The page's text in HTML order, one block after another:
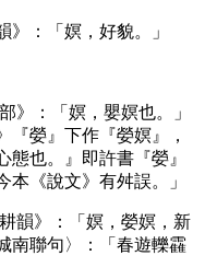
》：「嫇，好貌。」
》：「嫇，嬰嫇也。」
『嫈』下作『嫈嫇』，
也。』即許書『嫈』
《說文》有舛誤。」
韻》：「嫇，嫈嫇，新
南聯句〉：「春遊轢靃